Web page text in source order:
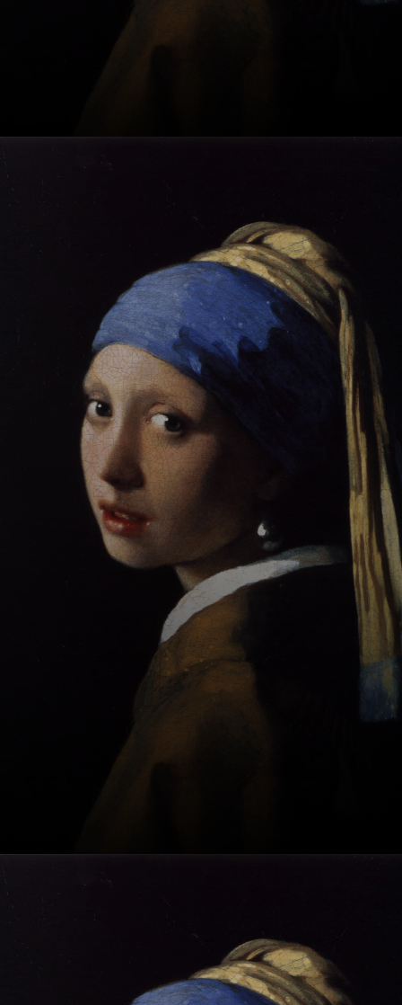
einzufangen.
Vermeer wurde
am 31. Oktober
1632 in Delft
geboren, in eine
Familie der
unteren
Mittelschicht, die
durch ihren Vater,
Reijnier Jansz, ein
Weber und
Kunsthändler